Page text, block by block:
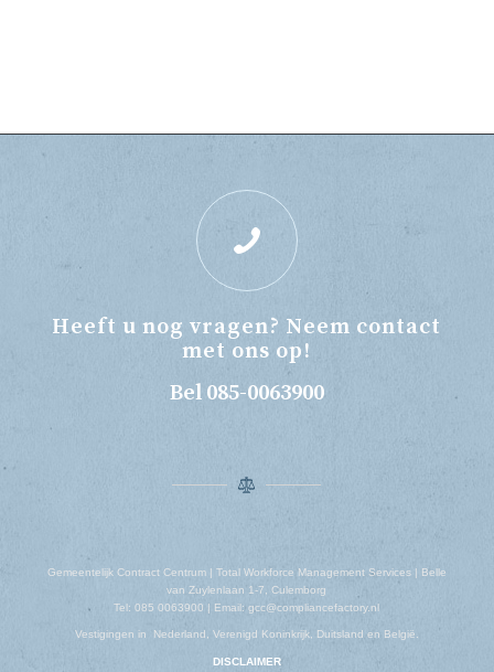
Heeft u nog vragen? Neem contact
met ons op!
Bel 085-0063900
Gemeentelijk Contract Centrum | Total Workforce Management Services | Belle
van Zuylenlaan 1-7, Culemborg
Tel: 085 0063900 | Email: gcc@compliancefactory.nl
Vestigingen in Nederland, Verenigd Koninkrijk, Duitsland en België.
DISCLAIMER